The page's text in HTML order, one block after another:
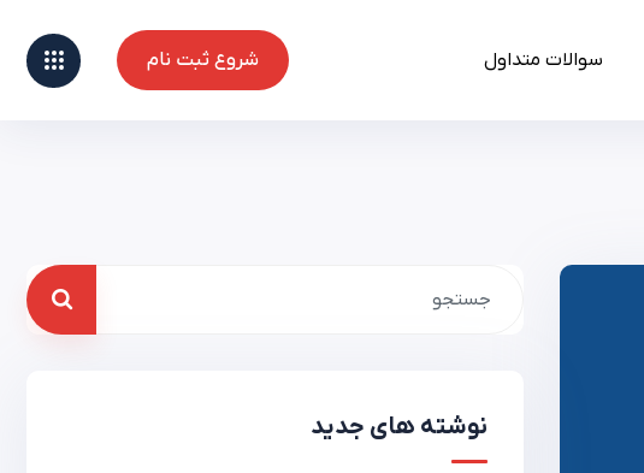
سوالات متداول
شروع ثبت نام
شروع ثبت نام
نوشته های جدید